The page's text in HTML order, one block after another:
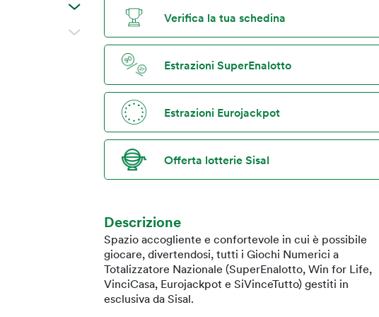
Verifica la tua schedina
Estrazioni SuperEnalotto
Estrazioni Eurojackpot
Offerta lotterie Sisal
Descrizione
Spazio accogliente e confortevole in cui è possibile
giocare, divertendosi, tutti i Giochi Numerici a
Totalizzatore Nazionale (SuperEnalotto, Win for Life,
VinciCasa, Eurojackpot e SiVinceTutto) gestiti in
esclusiva da Sisal.